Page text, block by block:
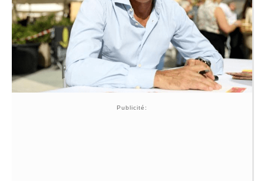
Publicité: